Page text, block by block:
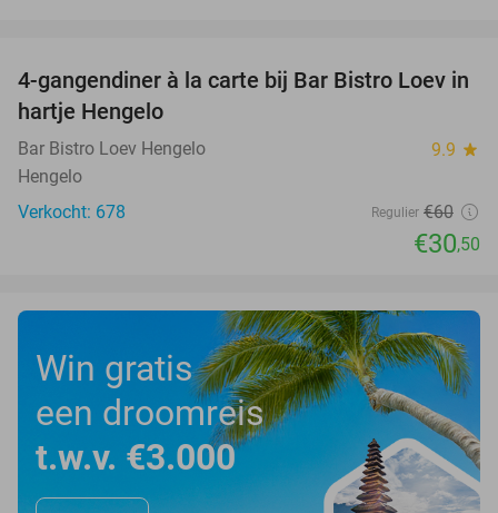
49%
4-gangendiner à la carte bij Bar Bistro Loev in
hartje Hengelo
Bar Bistro Loev Hengelo 9.9 star
Hengelo
Verkocht: 678
Regulier €60
€30,50
Win gratis
een droomreis
t.w.v. €3.000